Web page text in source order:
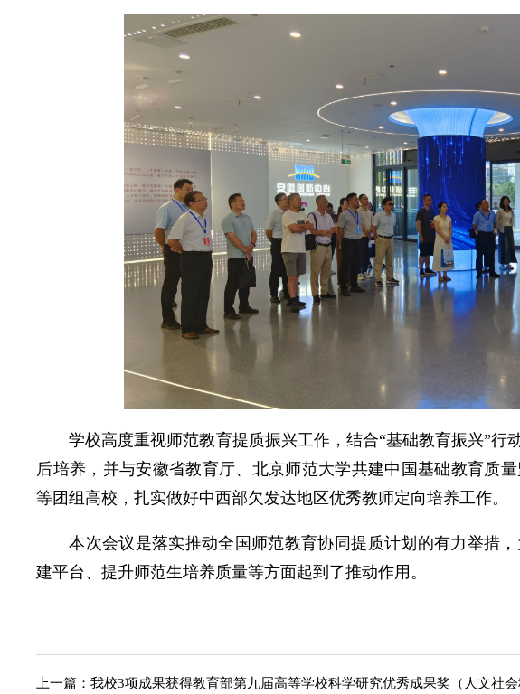
学校高度重视师范教育提质振兴工作，结合“基础教育振兴”
后培养，并与安徽省教育厅、北京师范大学共建中国基础教育质
等团组高校，扎实做好中西部欠发达地区优秀教师定向培养工作。
本次会议是落实推动全国师范教育协同提质计划的有力举措
建平台、提升师范生培养质量等方面起到了推动作用。
上一篇：我校3项成果获得教育部第九届高等学校科学研究优秀成果奖（人文社会